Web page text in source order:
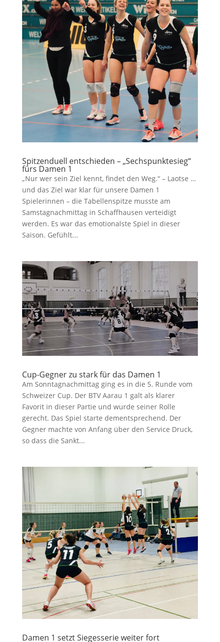
Spitzenduell entschieden – „Sechspunktesieg“
fürs Damen 1
„Nur wer sein Ziel kennt, findet den Weg.“ – Laotse …
und das Ziel war klar für unsere Damen 1
Spielerinnen – die Tabellenspitze musste am
Samstagnachmittag in Schaffhausen verteidigt
werden. Es war das emotionalste Spiel in dieser
Saison. Gefühlt...
Cup-Gegner zu stark für das Damen 1
Am Sonntagnachmittag ging es in die 5. Runde vom
Schweizer Cup. Der BTV Aarau 1 galt als klarer
Favorit in dieser Partie und wurde seiner Rolle
gerecht. Das Spiel starte dementsprechend. Der
Gegner machte von Anfang über den Service Druck,
so dass die Sankt...
Damen 1 setzt Siegesserie weiter fort